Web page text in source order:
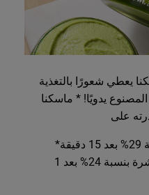
يعطي شعورًا بالتغذية
يدويًا! * ماسكنا
على
تحسين الطبقة الخارجية للبشرة بنسبة 24% بعد 1